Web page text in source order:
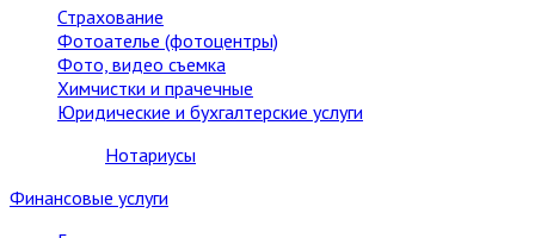
Страхование
Фотоателье (фотоцентры)
Фото, видео съемка
Химчистки и прачечные
Юридические и бухгалтерские услуги
Нотариусы
Финансовые услуги